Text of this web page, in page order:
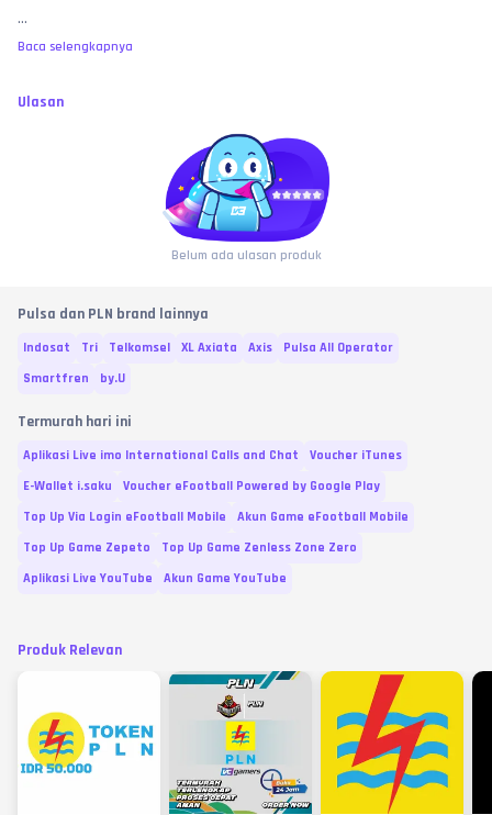
...
Baca selengkapnya
Ulasan
Belum ada ulasan produk
Pulsa dan PLN brand lainnya
Indosat Tri Telkomsel XL Axiata Axis
Pulsa All Operator
Smartfren
by.U
Termurah hari ini
Aplikasi Live imo International Calls and Chat
Voucher iTunes
E-Wallet i.saku
Voucher eFootball Powered by Google Play
Top Up Via Login eFootball Mobile
Akun Game eFootball Mobile
Top Up Game Zepeto
Top Up Game Zenless Zone Zero
Aplikasi Live YouTube
Akun Game YouTube
Produk Relevan